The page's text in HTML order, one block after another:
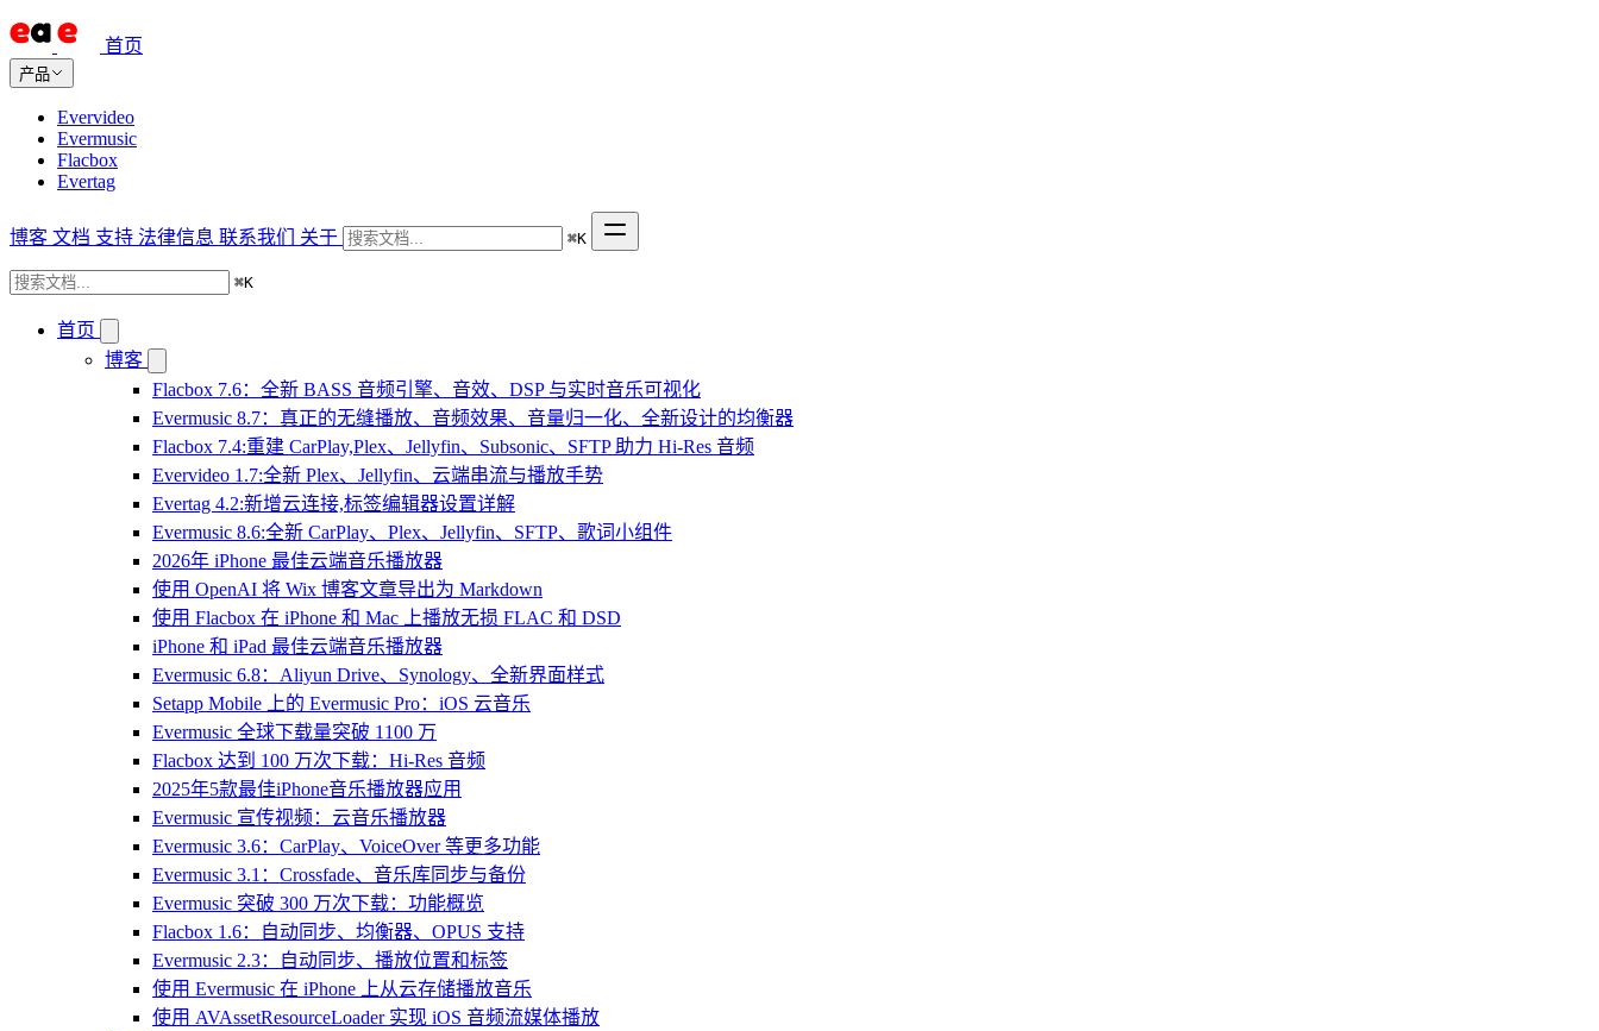
首页
产品
Evervideo
Evermusic
Flacbox
Evertag
博客 文档 支持 法律信息 联系我们 关于 ⌘K
⌘K
首页
博客
Flacbox 7.6：全新 BASS 音频引擎、音效、DSP 与实时音乐可视化
Evermusic 8.7：真正的无缝播放、音频效果、音量归一化、全新设计的均衡器
Flacbox 7.4:重建 CarPlay,Plex、Jellyfin、Subsonic、SFTP 助力 Hi-Res 音频
Evervideo 1.7:全新 Plex、Jellyfin、云端串流与播放手势
Evertag 4.2:新增云连接,标签编辑器设置详解
Evermusic 8.6:全新 CarPlay、Plex、Jellyfin、SFTP、歌词小组件
2026年 iPhone 最佳云端音乐播放器
使用 OpenAI 将 Wix 博客文章导出为 Markdown
使用 Flacbox 在 iPhone 和 Mac 上播放无损 FLAC 和 DSD
iPhone 和 iPad 最佳云端音乐播放器
Evermusic 6.8：Aliyun Drive、Synology、全新界面样式
Setapp Mobile 上的 Evermusic Pro：iOS 云音乐
Evermusic 全球下载量突破 1100 万
Flacbox 达到 100 万次下载：Hi-Res 音频
2025年5款最佳iPhone音乐播放器应用
Evermusic 宣传视频：云音乐播放器
Evermusic 3.6：CarPlay、VoiceOver 等更多功能
Evermusic 3.1：Crossfade、音乐库同步与备份
Evermusic 突破 300 万次下载：功能概览
Flacbox 1.6：自动同步、均衡器、OPUS 支持
Evermusic 2.3：自动同步、播放位置和标签
使用 Evermusic 在 iPhone 上从云存储播放音乐
使用 AVAssetResourceLoader 实现 iOS 音频流媒体播放